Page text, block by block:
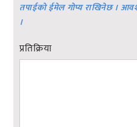
तपाईको ईमेल गोप्य राखिनेछ ।
।
प्रतिक्रिया